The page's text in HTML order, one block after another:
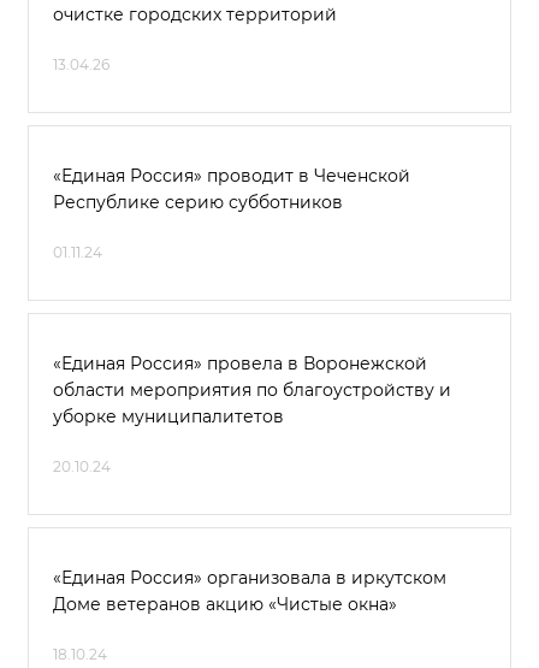
очистке городских территорий
13.04.26
«Единая Россия» проводит в Чеченской
Республике серию субботников
01.11.24
«Единая Россия» провела в Воронежской
области мероприятия по благоустройству и
уборке муниципалитетов
20.10.24
«Единая Россия» организовала в иркутском
Доме ветеранов акцию «Чистые окна»
18.10.24